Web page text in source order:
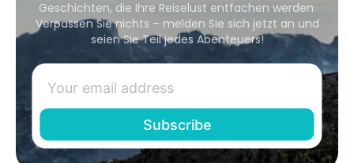
Geschichten, die Ihre Reiselust entfachen werden.
Verpassen Sie nichts – melden Sie sich jetzt an und
seien Sie Teil jedes Abenteuers!